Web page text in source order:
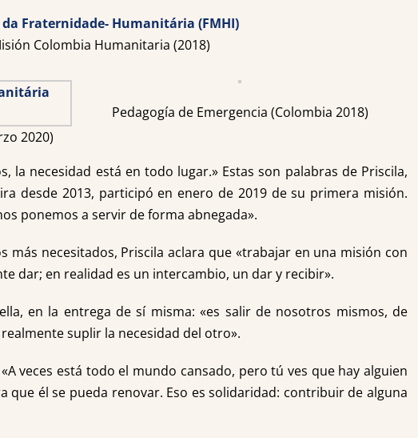
Colombia Humanitaria (2018)
2020)
Pedagogía de Emergencia (Colombia 2018)
la necesidad está en todo lugar.» Estas son palabras de Priscila,
desde 2013, participó en enero de 2019 de su primera misión.
ponemos a servir de forma abnegada».
más necesitados, Priscila aclara que «trabajar en una misión con
dar; en realidad es un intercambio, un dar y recibir».
en la entrega de sí misma: «es salir de nosotros mismos, de
suplir la necesidad del otro».
veces está todo el mundo cansado, pero tú ves que hay alguien
que él se pueda renovar. Eso es solidaridad: contribuir de alguna